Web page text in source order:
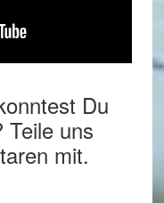
Du
Teile uns
mit.